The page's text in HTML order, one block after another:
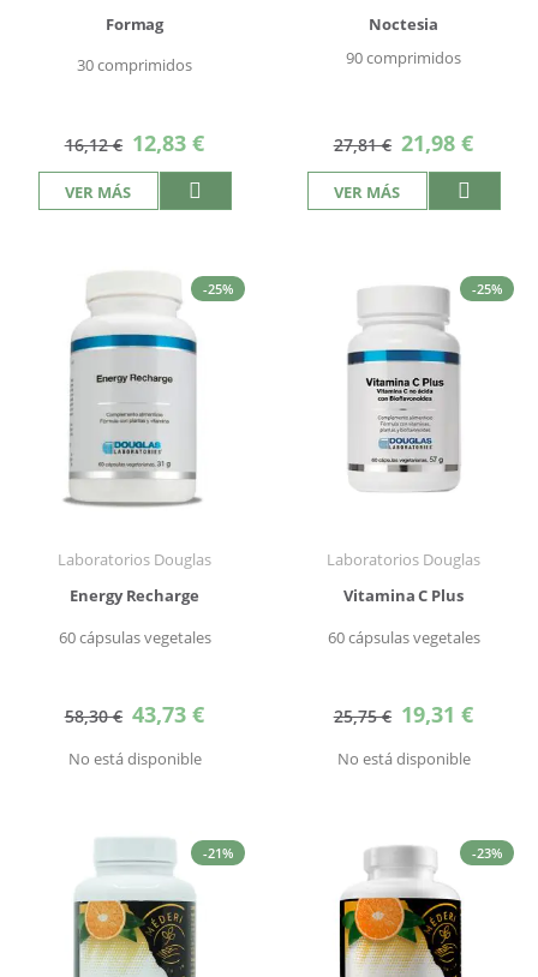
Formag
30 comprimidos
16,12 € Precio
especial
12,83 €
VER MÁS
Noctesia
90 comprimidos
27,81 € Precio
especial
21,98 €
VER MÁS
-25%
Laboratorios Douglas
Energy Recharge
60 cápsulas vegetales
58,30 € Precio
especial
43,73 €
No está disponible
-25%
Laboratorios Douglas
Vitamina C Plus
60 cápsulas vegetales
25,75 € Precio
especial
19,31 €
No está disponible
-21% -23%